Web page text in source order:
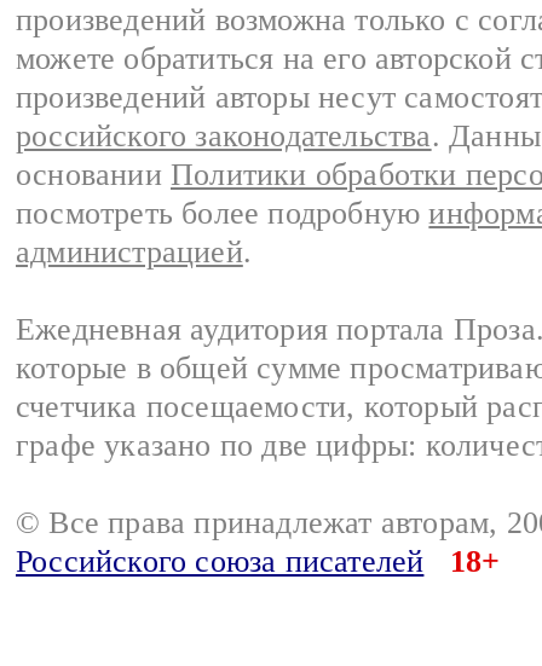
произведений возможна только с
можете обратиться на его авторской
произведений авторы несут
российского законодательства.
основании Политики обработки
посмотреть более подробную
администрацией.
Ежедневная аудитория портала
которые в общей сумме
счетчика посещаемости, который
графе указано по две цифры:
© Все права принадлежат авторам,
Российского союза писателей
18+